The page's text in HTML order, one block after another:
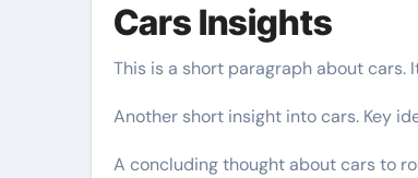
Cars Insights
This is a short paragraph about cars.
Another short insight into cars. Key
A concluding thought about cars to